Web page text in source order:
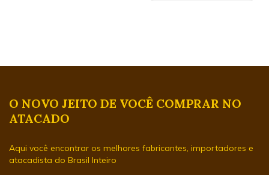
O NOVO JEITO DE VOCÊ COMPRAR NO
ATACADO
Aqui você encontrar os melhores fabricantes, importadores e
atacadista do Brasil Inteiro